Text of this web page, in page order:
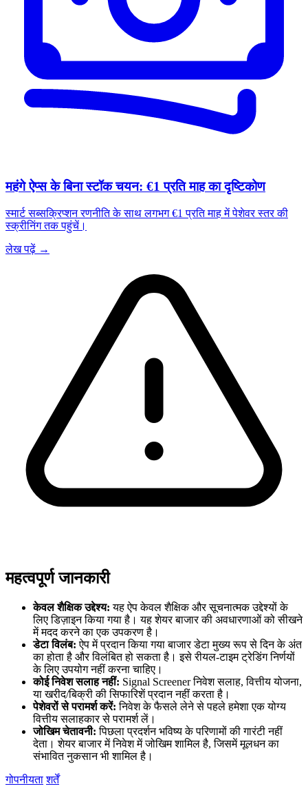
महंगे ऐप्स के बिना स्टॉक चयन: €1 प्रति माह का दृष्टिकोण
स्मार्ट सब्सक्रिप्शन रणनीति के साथ लगभग €1 प्रति माह में पेशेवर स्तर की
स्क्रीनिंग तक पहुंचें।
लेख पढ़ें →
महत्वपूर्ण जानकारी
केवल शैक्षिक उद्देश्य: यह ऐप केवल शैक्षिक और सूचनात्मक उद्देश्यों के
लिए डिज़ाइन किया गया है। यह शेयर बाजार की अवधारणाओं को सीखने
में मदद करने का एक उपकरण है।
डेटा विलंब: ऐप में प्रदान किया गया बाजार डेटा मुख्य रूप से दिन के अंत
का होता है और विलंबित हो सकता है। इसे रीयल-टाइम ट्रेडिंग निर्णयों
के लिए उपयोग नहीं करना चाहिए।
कोई निवेश सलाह नहीं: Signal Screener निवेश सलाह, वित्तीय योजना,
या खरीद/बिक्री की सिफारिशें प्रदान नहीं करता है।
पेशेवरों से परामर्श करें: निवेश के फैसले लेने से पहले हमेशा एक योग्य
वित्तीय सलाहकार से परामर्श लें।
जोखिम चेतावनी: पिछला प्रदर्शन भविष्य के परिणामों की गारंटी नहीं
देता। शेयर बाजार में निवेश में जोखिम शामिल है, जिसमें मूलधन का
संभावित नुकसान भी शामिल है।
गोपनीयता शर्तें